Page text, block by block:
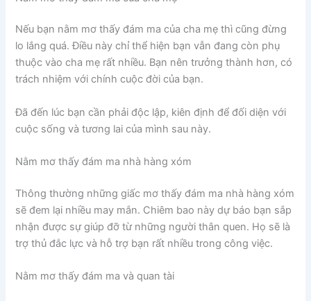
Nếu bạn nằm mơ thấy đám ma của cha mẹ thì cũng đừng
lo lắng quá. Điều này chỉ thể hiện bạn vẫn đang còn phụ
thuộc vào cha mẹ rất nhiều. Bạn nên trưởng thành hơn, có
trách nhiệm với chính cuộc đời của bạn.
Đã đến lúc bạn cần phải độc lập, kiên định để đối diện với
cuộc sống và tương lai của mình sau này.
Nằm mơ thấy đám ma nhà hàng xóm
Thông thường những giấc mơ thấy đám ma nhà hàng xóm
sẽ đem lại nhiều may mắn. Chiêm bao này dự báo bạn sắp
nhận được sự giúp đỡ từ những người thân quen. Họ sẽ là
trợ thủ đắc lực và hỗ trợ bạn rất nhiều trong công việc.
Nằm mơ thấy đám ma và quan tài